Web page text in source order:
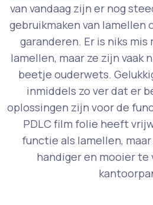
van vandaag zijn er nog
gebruikmaken van lamellen
garanderen. Er is niks
lamellen, maar ze zijn vaak
beetje ouderwets.
inmiddels zo ver dat er
oplossingen zijn voor de
PDLC film folie heeft
functie als lamellen,
handiger en mooier te